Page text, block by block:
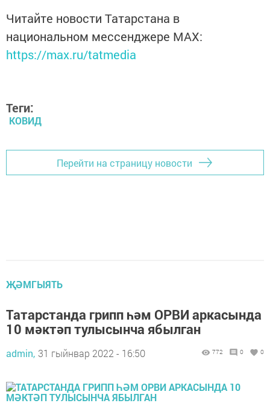
Читайте новости Татарстана в
национальном мессенджере MАХ:
https://max.ru/tatmedia
Теги:
КОВИД
Перейти на страницу новости
ҖӘМГЫЯТЬ
Татарстанда грипп һәм ОРВИ аркасында
10 мәктәп тулысынча ябылган
admin, 31 гыйнвар 2022 - 16:50 772 0 0